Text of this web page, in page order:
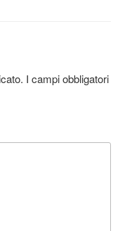
I campi obbligatori